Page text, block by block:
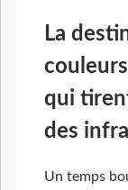
La
qui
des
Un temps